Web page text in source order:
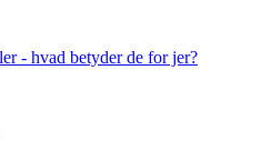
- hvad betyder de for jer?